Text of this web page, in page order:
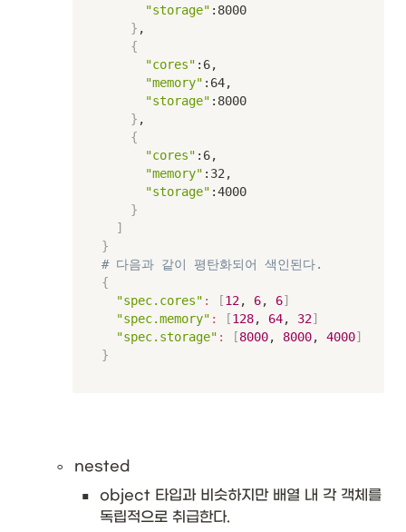
"storage" :8000
} ,
{
"cores" :6,
"memory" :64,
"storage" :8000
} ,
{
"cores" :6,
"memory" :32,
"storage" :4000
}
]
}
# 다음과 같이 평탄화되어 색인된다.
{
"spec.cores" : [12, 6, 6]
"spec.memory" : [128, 64, 32]
"spec.storage" : [8000, 8000, 4000]
}
◦ nested
▪
object 타입과 비슷하지만 배열 내 각 객체를
독립적으로 취급한다.